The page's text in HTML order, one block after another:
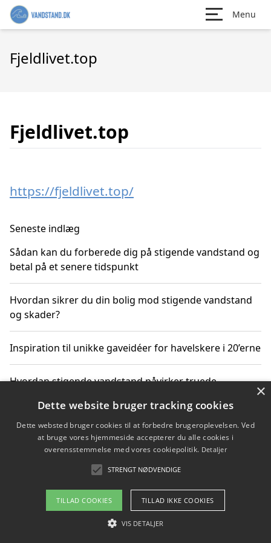
Menu
Fjeldlivet.top
Fjeldlivet.top
https://fjeldlivet.top/
Seneste indlæg
Sådan kan du forberede dig på stigende vandstand og
betal på et senere tidspunkt
Hvordan sikrer du din bolig mod stigende vandstand
og skader?
Inspiration til unikke gaveidéer for havelskere i 20’erne
Hvordan stigende vandstand påvirker truede
Sådan vælger du de bedste vandrerygsække til
vandreture i Danmark
Copyright 2026 - Pilanto Aps
Om / kontakt
×
Dette website bruger tracking cookies
Dette websted bruger cookies til at forbedre brugeroplevelsen. Ved
at bruge vores hjemmeside accepterer du alle cookies i
overensstemmelse med vores cookiepolitik. Detaljer
STRENGT NØDVENDIGE
TILLAD COOKIES TILLAD IKKE COOKIES
VIS DETALJER